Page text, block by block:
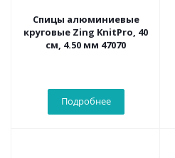
Спицы алюминиевые
круговые Zing KnitPro, 40
см, 4.50 мм 47070
Подробнее